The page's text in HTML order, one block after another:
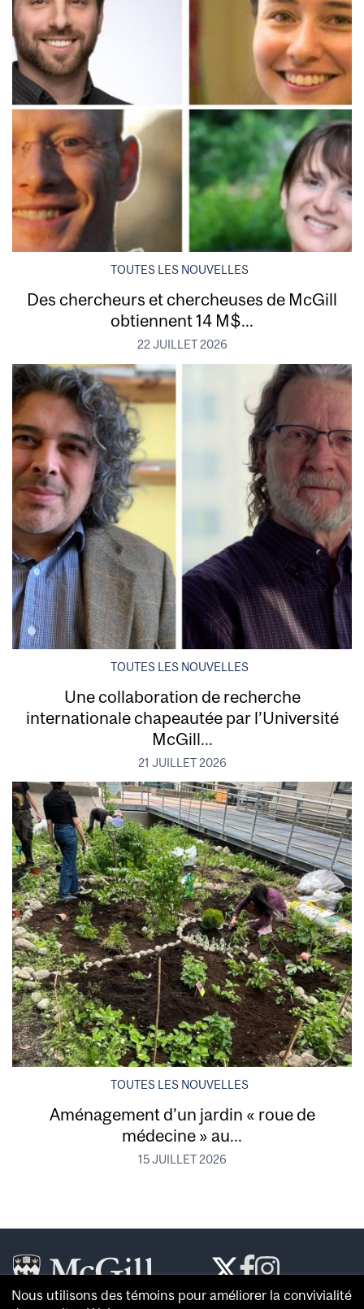
TOUTES LES NOUVELLES
Des chercheurs et chercheuses de McGill
obtiennent 14 M$...
22 JUILLET 2026
TOUTES LES NOUVELLES
Une collaboration de recherche
internationale chapeautée par l’Université
McGill...
21 JUILLET 2026
TOUTES LES NOUVELLES
Aménagement d’un jardin « roue de
médecine » au...
15 JUILLET 2026
Nous utilisons des témoins pour améliorer la convivialité